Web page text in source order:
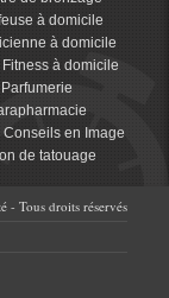
à domicile
à domicile
à domicile
Parfumerie
en Image
de tatouage
- Tous droits réservés